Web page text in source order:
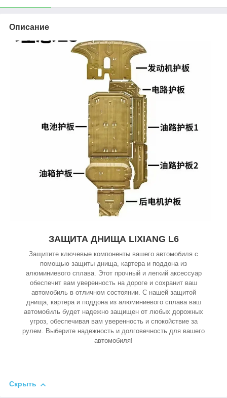
Описание
ЗАЩИТА ДНИЩА LIXIANG L6
Защитите ключевые компоненты вашего автомобиля с
помощью защиты днища, картера и поддона из
алюминиевого сплава. Этот прочный и легкий аксессуар
обеспечит вам уверенность на дороге и сохранит ваш
автомобиль в отличном состоянии. С нашей защитой
днища, картера и поддона из алюминиевого сплава ваш
автомобиль будет надежно защищен от любых дорожных
угроз, обеспечивая вам уверенность и спокойствие за
рулем. Выберите надежность и долговечность для вашего
автомобиля!
Скрыть